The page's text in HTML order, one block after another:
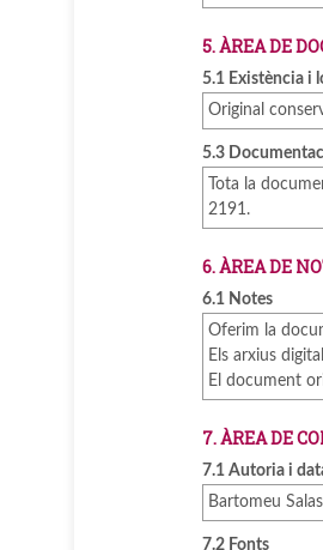
5. ÀREA DE
5.1 Existència i
Original
5.3
Tota la
2191.
6. ÀREA DE
6.1 Notes
Oferim la
Els arxius
El document
7. ÀREA DE
7.1 Autoria i
Bartomeu
7.2 Fonts